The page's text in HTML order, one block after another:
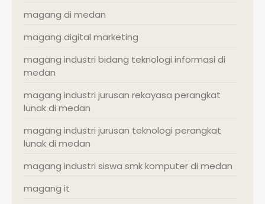
magang di medan
magang digital marketing
magang industri bidang teknologi informasi di
medan
magang industri jurusan rekayasa perangkat
lunak di medan
magang industri jurusan teknologi perangkat
lunak di medan
magang industri siswa smk komputer di medan
magang it